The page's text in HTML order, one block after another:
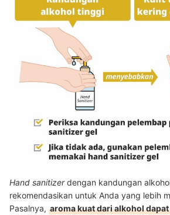
Hand sanitizerdengan kandungan
rekomendasikan untuk Anda yang lebih
Pasalnya, aroma kuat dari alkohol